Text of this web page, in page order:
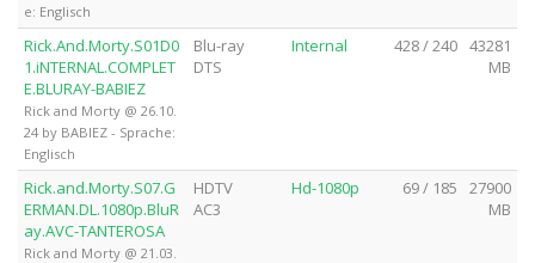
e: Englisch
Rick.And.Morty.S01D0
1.iNTERNAL.COMPLET
E.BLURAY-BABIEZ
Rick and Morty @ 26.10.
24 by BABIEZ - Sprache:
Englisch
Blu-ray
DTS
Internal 428 / 240 43281
MB
Rick.and.Morty.S07.G
ERMAN.DL.1080p.BluR
ay.AVC-TANTEROSA
Rick and Morty @ 21.03.
HDTV
AC3
Hd-1080p 69 / 185
27900
MB